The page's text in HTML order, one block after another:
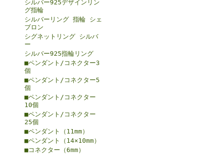
シルバー925デザインリン
グ指輪
シルバーリング 指輪 シェ
ブロン
シグネットリング シルバ
ー
シルバー925指輪リング
■ペンダント/コネクター3
個
■ペンダント/コネクター5
個
■ペンダント/コネクター
10個
■ペンダント/コネクター
25個
■ペンダント（11mm）
■ペンダント（14×10mm）
■コネクター（6mm）